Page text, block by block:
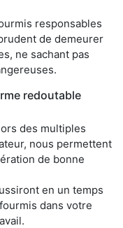
responsables
de demeurer
ne sachant pas
redoutable
des multiples
nous permettent
de bonne
en un temps
dans votre